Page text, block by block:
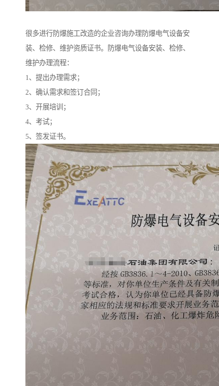
很多进行防爆施工改造的企业咨询办理防爆电气设备安
装、检修、维护资质证书。防爆电气设备安装、检修、
维护办理流程：
1、提出办理需求；
2、确认需求和签订合同；
3、开展培训；
4、考试；
5、签发证书。